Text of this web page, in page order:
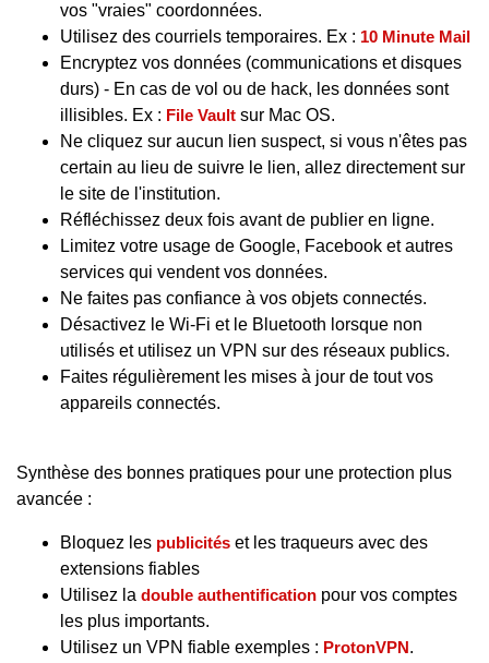
vos "vraies" coordonnées.
Utilisez des courriels temporaires. Ex : 10 Minute Mail
Encryptez vos données (communications et disques
durs) - En cas de vol ou de hack, les données sont
illisibles. Ex : File Vault sur Mac OS.
Ne cliquez sur aucun lien suspect, si vous n'êtes pas
certain au lieu de suivre le lien, allez directement sur
le site de l'institution.
Réfléchissez deux fois avant de publier en ligne.
Limitez votre usage de Google, Facebook et autres
services qui vendent vos données.
Ne faites pas confiance à vos objets connectés.
Désactivez le Wi-Fi et le Bluetooth lorsque non
utilisés et utilisez un VPN sur des réseaux publics.
Faites régulièrement les mises à jour de tout vos
appareils connectés.
Synthèse des bonnes pratiques pour une protection plus
avancée :
Bloquez les publicités et les traqueurs avec des
extensions fiables
Utilisez la double authentification pour vos comptes
les plus importants.
Utilisez un VPN fiable exemples : ProtonVPN.